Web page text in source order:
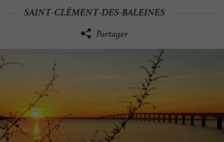
SAINT-CLÉMENT-DES-BALEINES
Partager